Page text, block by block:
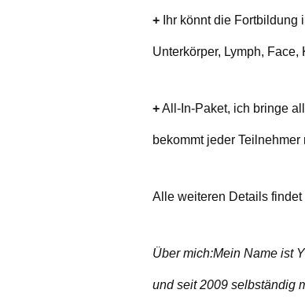
+ Ihr könnt die
Unterkörper, Lymph, Face,
+All-In-Paket, ich bringe
bekommt jeder
Alle weiteren Details
Über mich:Mein Name ist
und seit 2009 selbständig